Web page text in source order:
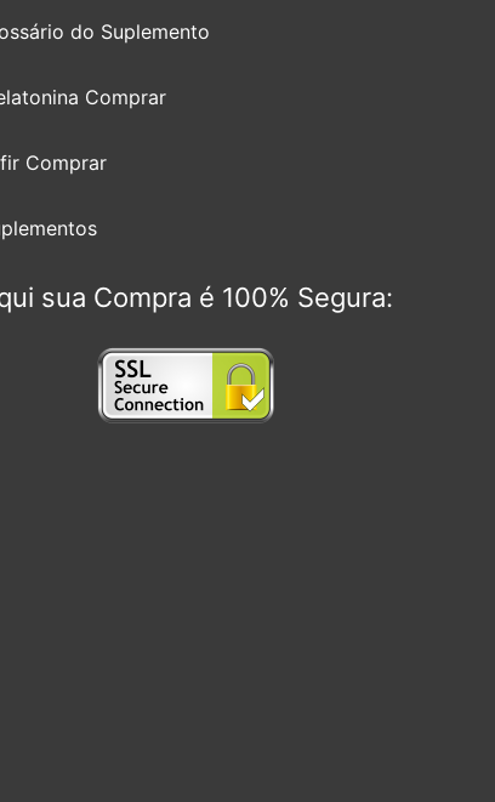
do Suplemento
Comprar
Comprar
sua Compra é 100% Segura: